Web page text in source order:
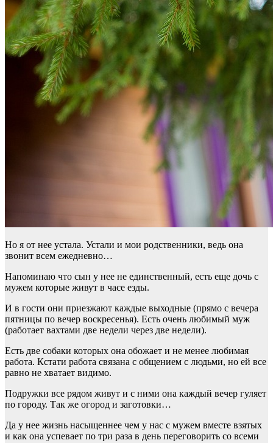
Но я от нее устала. Устали и мои родственники, ведь она
звонит всем ежедневно…
Напоминаю что сын у нее не единственный, есть еще дочь с
мужем которые живут в часе езды.
И в гости они приезжают каждые выходные (прямо с вечера
пятницы по вечер воскресенья). Есть очень любимый муж
(работает вахтами две недели через две недели).
Есть две собаки которых она обожает и не менее любимая
работа. Кстати работа связана с общением с людьми, но ей все
равно не хватает видимо.
Подружки все рядом живут и с ними она каждый вечер гуляет
по городу. Так же огород и заготовки…
Да у нее жизнь насыщеннее чем у нас с мужем вместе взятых
и как она успевает по три раза в день переговорить со всеми